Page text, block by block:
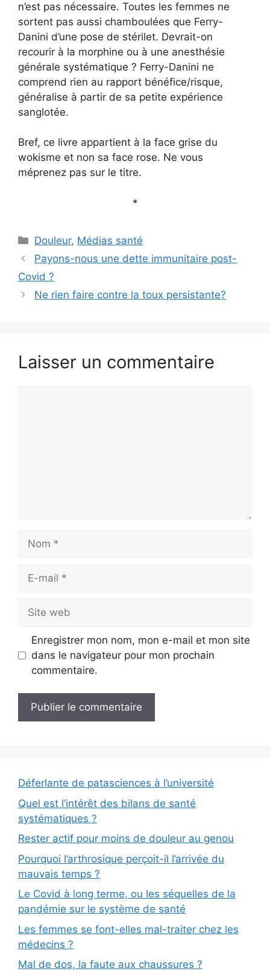
n’est pas nécessaire. Toutes les femmes ne
sortent pas aussi chamboulées que Ferry-
Danini d’une pose de stérilet. Devrait-on
recourir à la morphine ou à une anesthésie
générale systématique ? Ferry-Danini ne
comprend rien au rapport bénéfice/risque,
généralise à partir de sa petite expérience
sanglotée.
Bref, ce livre appartient à la face grise du
wokisme et non sa face rose. Ne vous
méprenez pas sur le titre.
*
Catégories
Douleur, Médias santé
Payons-nous une dette immunitaire post-
Covid ?
Ne rien faire contre la toux persistante?
Laisser un commentaire
mail
web
Enregistrer mon nom, mon e-mail et mon site
dans le navigateur pour mon prochain
commentaire.
Déferlante de patasciences à l’université
Quel est l’intérêt des bilans de santé
systématiques ?
Rester actif pour moins de douleur au genou
Pourquoi l’arthrosique perçoit-il l’arrivée du
mauvais temps ?
Le Covid à long terme, ou les séquelles de la
pandémie sur le système de santé
Les femmes se font-elles mal-traiter chez les
médecins ?
Mal de dos, la faute aux chaussures ?